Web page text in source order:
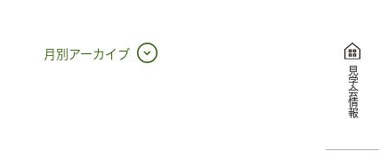
見学会情報
月別アーカイブ